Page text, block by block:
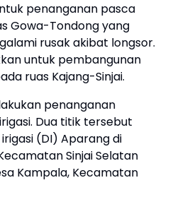
penanganan pasca
Gowa-Tondong yang
rusak akibat longsor.
untuk pembangunan
ruas Kajang-Sinjai.
penanganan
Dua titik tersebut
(DI) Aparang di
Sinjai Selatan
Kampala, Kecamatan